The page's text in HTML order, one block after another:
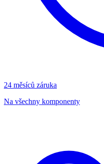
24 měsíců záruka
Na všechny komponenty